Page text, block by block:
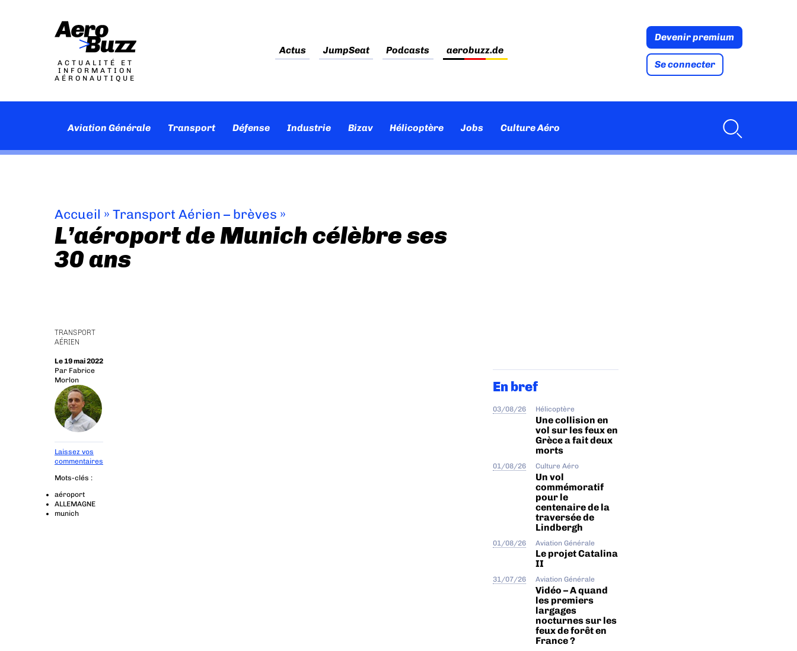
ACTUALITÉ ET
INFORMATION
AÉRONAUTIQUE
Actus JumpSeat Podcasts aerobuzz.de
Devenir premium
Se connecter
Aviation Générale Transport Défense Industrie Bizav Hélicoptère Jobs Culture Aéro
Accueil » Transport Aérien – brèves »
L’aéroport de Munich célèbre ses
30 ans
TRANSPORT
AÉRIEN
Le 19 mai 2022
Par Fabrice
Morlon
Laissez vos
commentaires
Mots-clés :
aéroport
ALLEMAGNE
munich
En bref
03/08/26 Hélicoptère
Une collision en
vol sur les feux en
Grèce a fait deux
morts
01/08/26 Culture Aéro
Un vol
commémoratif
pour le
centenaire de la
traversée de
Lindbergh
01/08/26 Aviation Générale
Le projet Catalina
II
31/07/26 Aviation Générale
Vidéo – A quand
les premiers
largages
nocturnes sur les
feux de forêt en
France ?